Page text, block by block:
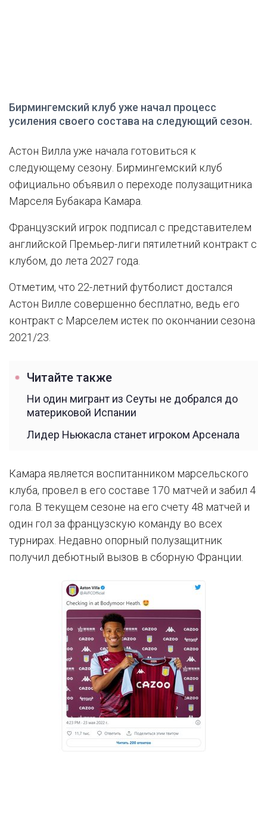
Бирмингемский клуб уже начал процесс
усиления своего состава на следующий сезон.
Астон Вилла уже начала готовиться к
следующему сезону. Бирмингемский клуб
официально объявил о переходе полузащитника
Марселя Бубакара Камара.
Французский игрок подписал с представителем
английской Премьер-лиги пятилетний контракт с
клубом, до лета 2027 года.
Отметим, что 22-летний футболист достался
Астон Вилле совершенно бесплатно, ведь его
контракт с Марселем истек по окончании сезона
2021/23.
Читайте также
Ни один мигрант из Сеуты не добрался до
материковой Испании
Лидер Ньюкасла станет игроком Арсенала
Камара является воспитанником марсельского
клуба, провел в его составе 170 матчей и забил 4
гола. В текущем сезоне на его счету 48 матчей и
один гол за французскую команду во всех
турнирах. Недавно опорный полузащитник
получил дебютный вызов в сборную Франции.